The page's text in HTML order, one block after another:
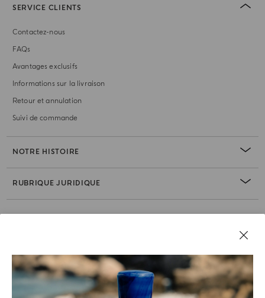
SERVICE CLIENTS
Contactez-nous
FAQs
Avantages exclusifs
Informations sur la livraison
Retour et annulation
Suivi de commande
NOTRE HISTOIRE
RUBRIQUE JURIDIQUE